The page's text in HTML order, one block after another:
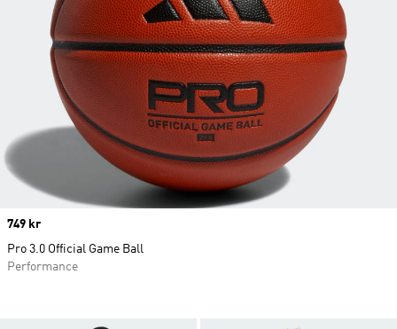
Price
749 kr
Pro 3.0 Official Game Ball
Performance